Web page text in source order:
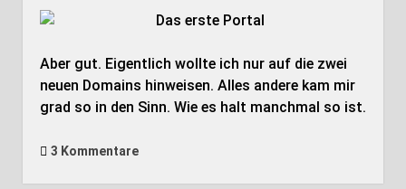
Aber gut. Eigentlich wollte ich nur auf die zwei
neuen Domains hinweisen. Alles andere kam mir
grad so in den Sinn. Wie es halt manchmal so ist.
3 Kommentare